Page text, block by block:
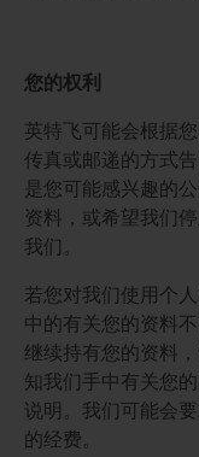
您的权利
英特飞可能会根据
传真或邮递的方式
是您可能感兴趣的
资料，或希望我们
我们。
若您对我们使用个
中的有关您的资料
继续持有您的资料
知我们手中有关您
说明。我们可能会
的经费。